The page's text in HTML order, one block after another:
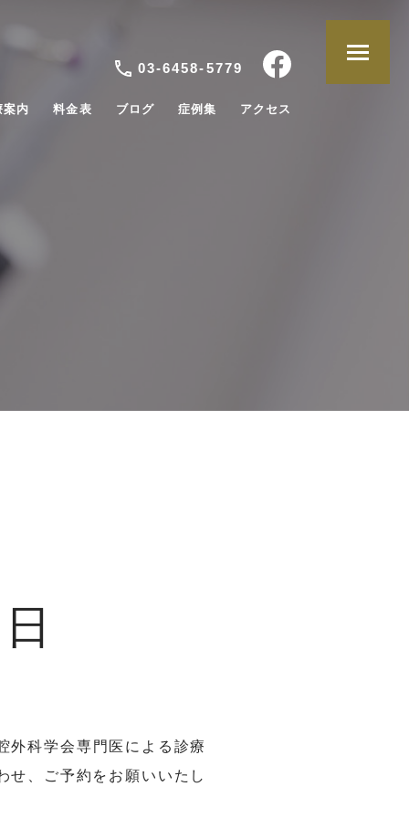
03-6458-5779
案内 料金表 ブログ 症例集 アクセス
科学会専門医による診療
、ご予約をお願いいたし